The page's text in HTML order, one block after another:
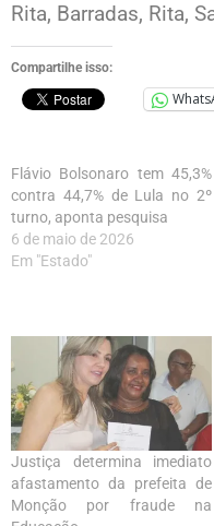
Rita, Barradas, Rita,
Compartilhe isso:
Flávio Bolsonaro tem 45,3%
contra 44,7% de Lula no 2º
turno, aponta pesquisa
6 de maio de 2026
Em "Estado"
Justiça determina imediato
afastamento da prefeita de
Monção por fraude na